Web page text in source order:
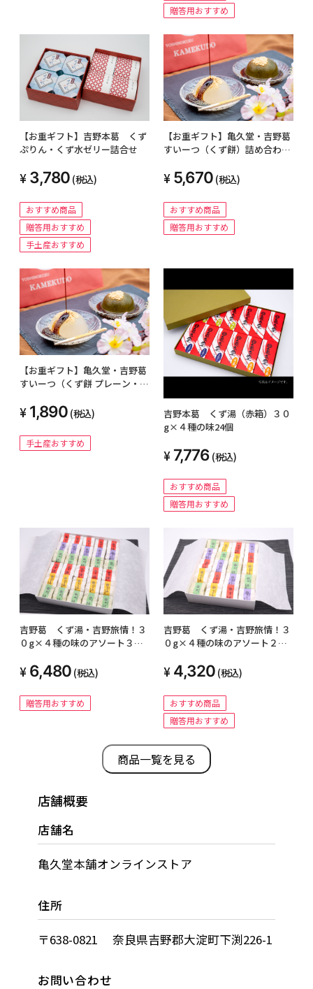
贈答用おすすめ
【お重ギフト】吉野本葛 くず
ぷりん・くず水ゼリー詰合せ
3,780 (税込)
おすすめ商品
贈答用おすすめ
手土産おすすめ
【お重ギフト】亀久堂・吉野葛
すいーつ（くず餅）詰め合わせ
5,670 (税込)
おすすめ商品
贈答用おすすめ
【お重ギフト】亀久堂・吉野葛
すいーつ（くず餅 プレーン・抹
1,890 (税込)
手土産おすすめ
吉野本葛 くず湯（赤箱）３０
g×４種の味24個
7,776 (税込)
おすすめ商品
贈答用おすすめ
吉野葛 くず湯・吉野旅情！３
０g×４種の味のアソート３０
6,480 (税込)
贈答用おすすめ
吉野葛 くず湯・吉野旅情！３
０g×４種の味のアソート２０
4,320 (税込)
おすすめ商品
贈答用おすすめ
商品一覧を見る
店舗概要
店舗名
亀久堂本舗オンラインストア
住所
〒638-0821 奈良県吉野郡大淀町下渕226-1
お問い合わせ